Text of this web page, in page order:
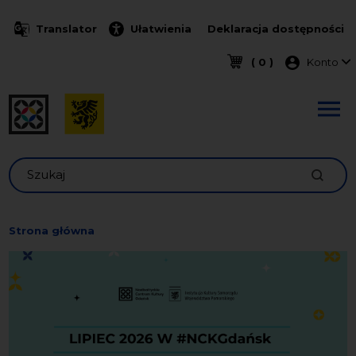
Translator Ułatwienia Deklaracja dostępności
( 0 ) Menu
Konto
Szukaj
Strona główna